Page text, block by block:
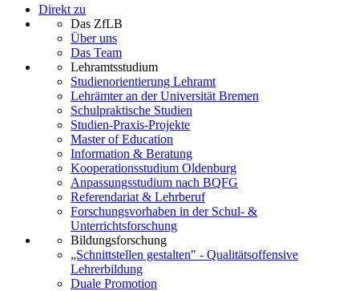
Direkt zu
Das ZfLB
Über uns
Das Team
Lehramtsstudium
Studienorientierung Lehramt
Lehrämter an der Universität Bremen
Schulpraktische Studien
Studien-Praxis-Projekte
Master of Education
Information & Beratung
Kooperationsstudium Oldenburg
Anpassungsstudium nach BQFG
Referendariat & Lehrberuf
Forschungsvorhaben in der Schul- &
Unterrichtsforschung
Bildungsforschung
„Schnittstellen gestalten" - Qualitätsoffensive
Lehrerbildung
Duale Promotion